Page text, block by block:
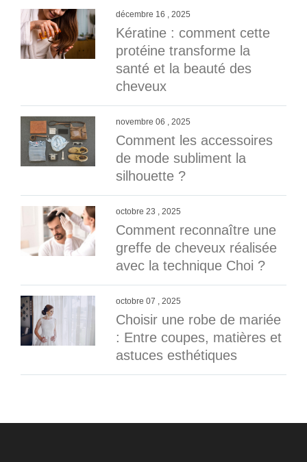
décembre 16 , 2025
Kératine : comment cette
protéine transforme la
santé et la beauté des
cheveux
novembre 06 , 2025
Comment les accessoires
de mode subliment la
silhouette ?
octobre 23 , 2025
Comment reconnaître une
greffe de cheveux réalisée
avec la technique Choi ?
octobre 07 , 2025
Choisir une robe de mariée
: Entre coupes, matières et
astuces esthétiques